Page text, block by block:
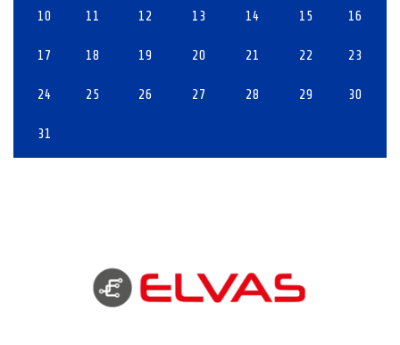
10 11 12 13 14 15 16
17 18 19 20 21 22 23
24 25 26 27 28 29 30
31